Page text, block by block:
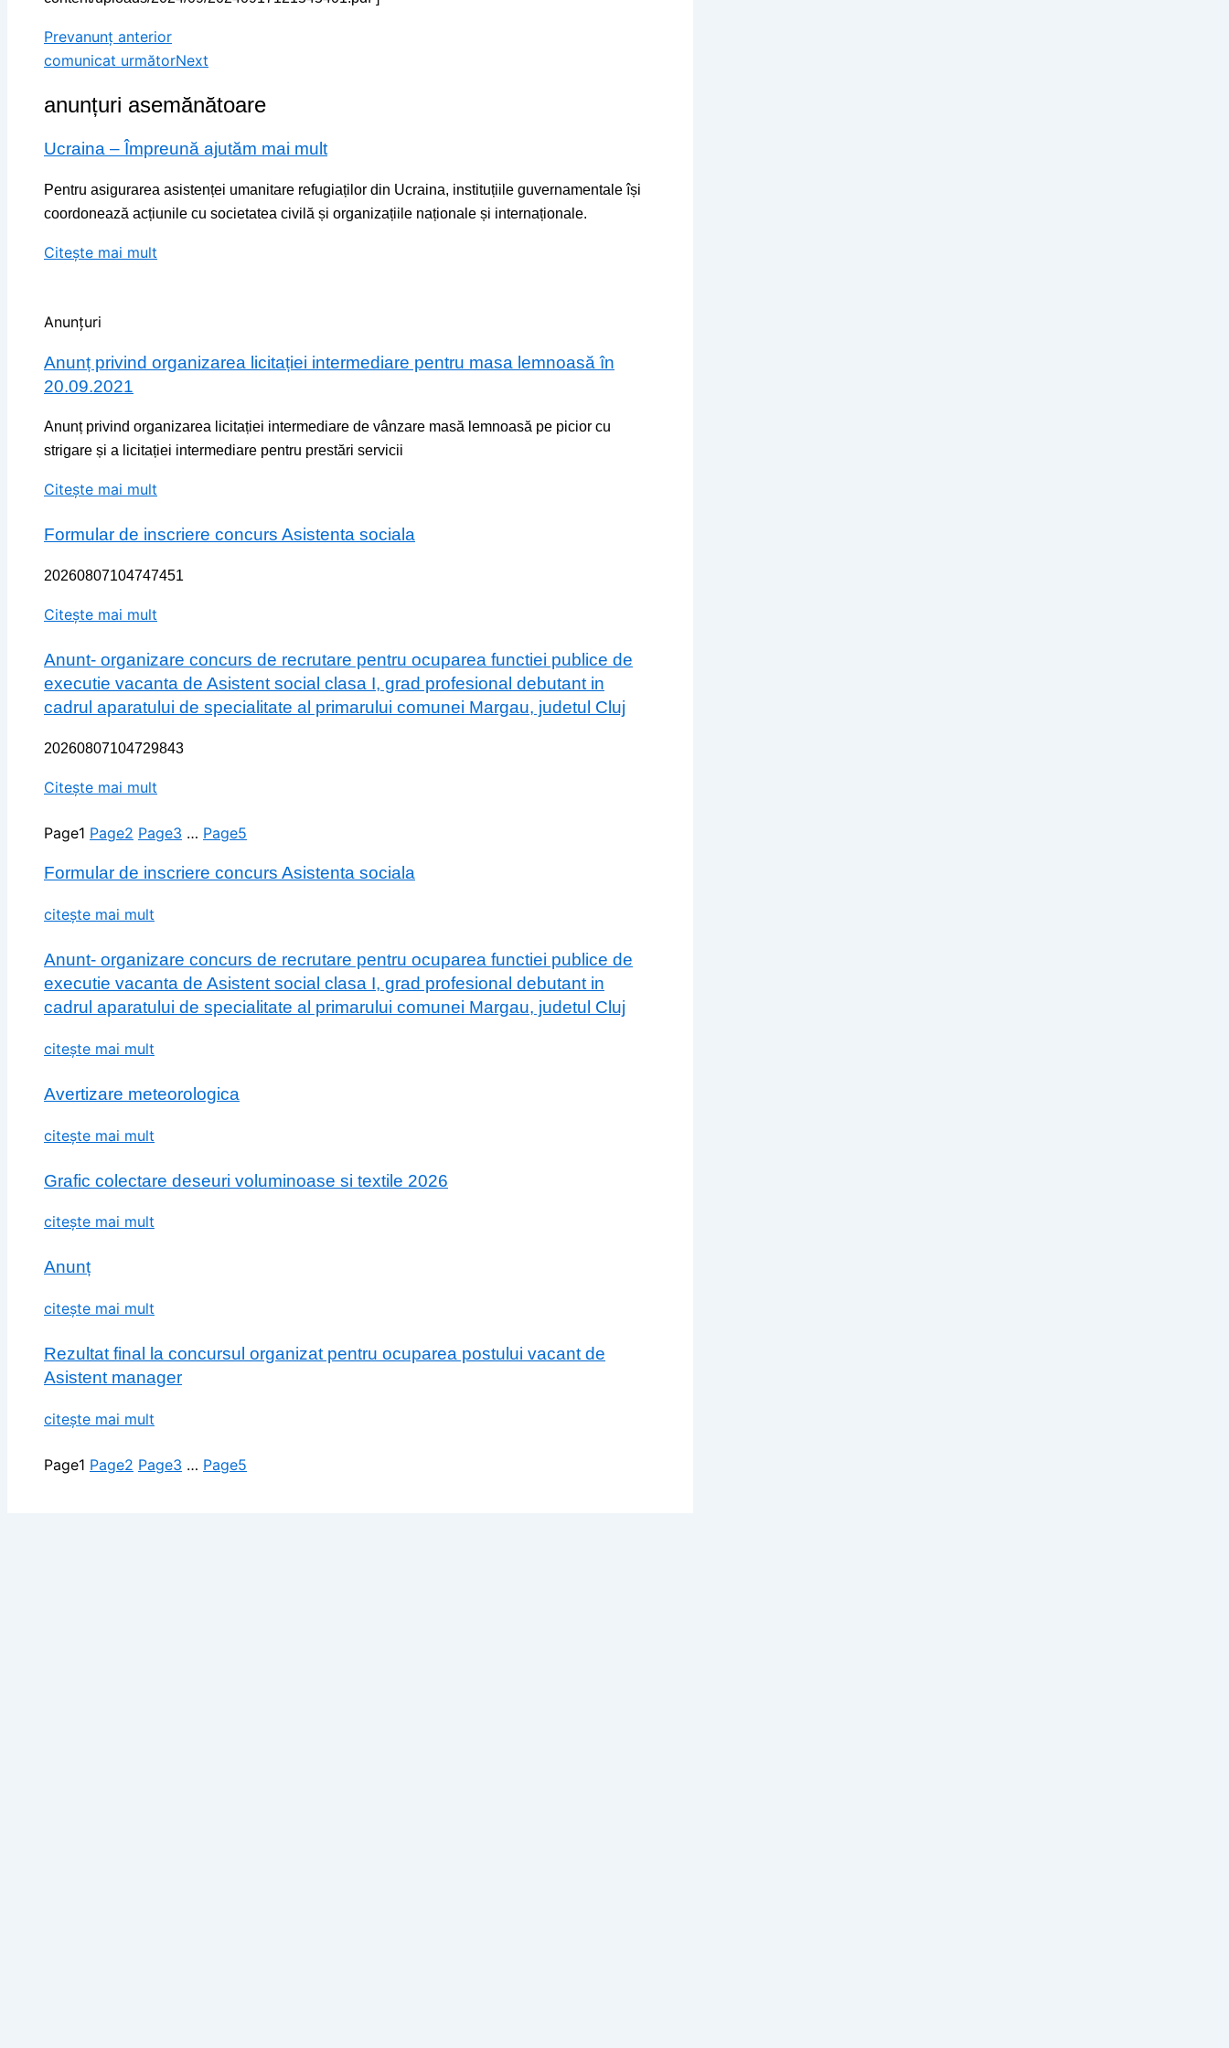
Prevanunț anterior
comunicat următorNext
anunțuri asemănătoare
Ucraina – Împreună ajutăm mai mult
Pentru asigurarea asistenței umanitare refugiaților din Ucraina, instituțiile guvernamentale își
coordonează acțiunile cu societatea civilă și organizațiile naționale și internaționale.
Citește mai mult
Anunțuri
Anunț privind organizarea licitației intermediare pentru masa lemnoasă în
20.09.2021
Anunț privind organizarea licitației intermediare de vânzare masă lemnoasă pe picior cu
strigare și a licitației intermediare pentru prestări servicii
Citește mai mult
Formular de inscriere concurs Asistenta sociala
20260807104747451
Citește mai mult
Anunt- organizare concurs de recrutare pentru ocuparea functiei publice de
executie vacanta de Asistent social clasa I, grad profesional debutant in
cadrul aparatului de specialitate al primarului comunei Margau, judetul Cluj
20260807104729843
Citește mai mult
Page1 Page2 Page3 … Page5
Formular de inscriere concurs Asistenta sociala
citește mai mult
Anunt- organizare concurs de recrutare pentru ocuparea functiei publice de
executie vacanta de Asistent social clasa I, grad profesional debutant in
cadrul aparatului de specialitate al primarului comunei Margau, judetul Cluj
citește mai mult
Avertizare meteorologica
citește mai mult
Grafic colectare deseuri voluminoase si textile 2026
citește mai mult
Anunț
citește mai mult
Rezultat final la concursul organizat pentru ocuparea postului vacant de
Asistent manager
citește mai mult
Page1 Page2 Page3 … Page5